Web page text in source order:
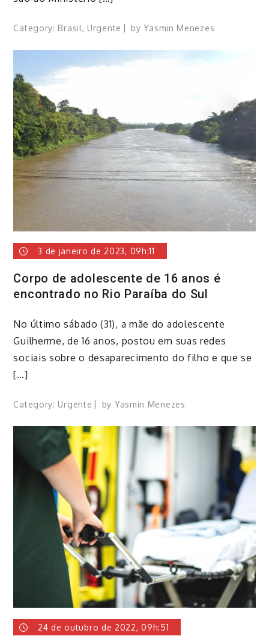
Category: Brasil, Urgente byYasmin Menezes
3 de janeiro de 2023, 09h:11
Corpo de adolescente de 16 anos é
encontrado no Rio Paraíba do Sul
No último sábado (31), a mãe do adolescente
Guilherme, de 16 anos, postou em suas redes
sociais sobre o desaparecimento do filho e que se
[…]
Category: Urgente by Yasmin Menezes
24 de outubro de 2022, 09h:51